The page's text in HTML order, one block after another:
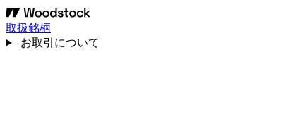
取扱銘柄
お取引について